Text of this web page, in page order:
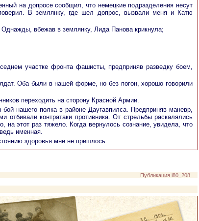
на допросе сообщил, что немецкие подразделения несут
В землянку, где шел допрос, вызвали меня и Катю
вбежав в землянку, Лида Панова крикнула;
участке фронта фашисты, предприняв разведку боем,
Оба были в нашей форме, но без погон, хорошо говорили
переходить на сторону Красной Армии.
нашего полка в районе Даугавпилса. Предприняв маневр,
контратаки противника. От стрельбы раскалялись
этот раз тяжело. Когда вернулось сознание, увидела, что
именная.
здоровья мне не пришлось.
Публикация i80_208